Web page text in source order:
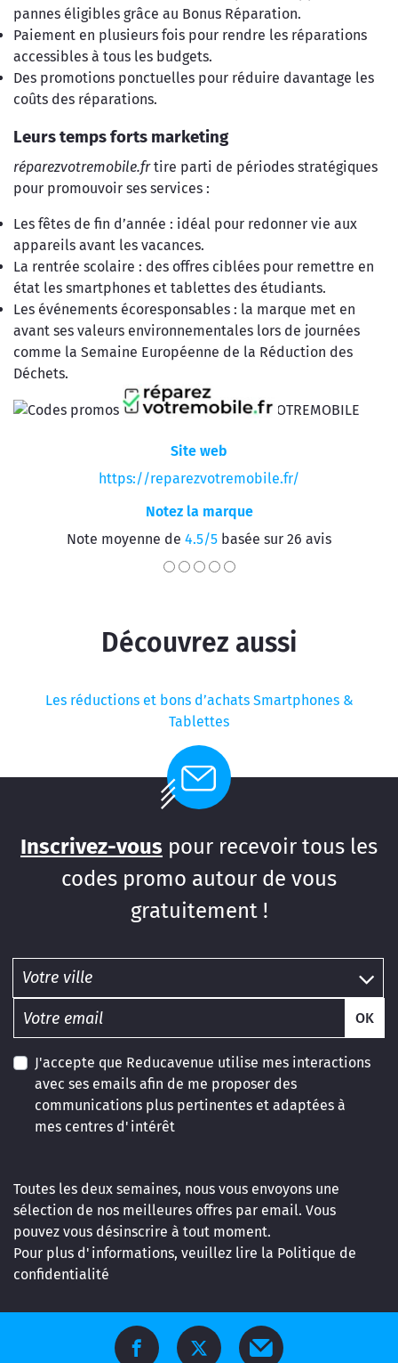
pannes éligibles grâce au Bonus Réparation.
Paiement en plusieurs fois pour rendre les réparations
accessibles à tous les budgets.
Des promotions ponctuelles pour réduire davantage les
coûts des réparations.
Leurs temps forts marketing
réparezvotremobile.frtire parti de périodes stratégiques
pour promouvoir ses services :
Les fêtes de fin d’année : idéal pour redonner vie aux
appareils avant les vacances.
La rentrée scolaire : des offres ciblées pour remettre en
état les smartphones et tablettes des étudiants.
Les événements écoresponsables : la marque met en
avant ses valeurs environnementales lors de journées
comme la Semaine Européenne de la Réduction des
Déchets.
Site web
https://reparezvotremobile.fr/
Notez la marque
Note moyenne de 4.5/5 basée sur 26 avis
Découvrez aussi
Les réductions et bons d’achats Smartphones &
Tablettes
Inscrivez-vous pour recevoir tous les
codes promo autour de vous
gratuitement !
OK
J'accepte que Reducavenue utilise mes interactions
avec ses emails afin de me proposer des
communications plus pertinentes et adaptées à
mes centres d'intérêt
Toutes les deux semaines, nous vous envoyons une
sélection de nos meilleures offres par email. Vous
pouvez vous désinscrire à tout moment.
Pour plus d'informations, veuillez lire la Politique de
confidentialité